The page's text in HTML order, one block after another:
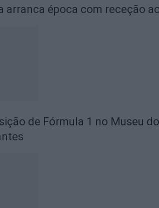
arranca época com receção
de Fórmula 1 no Museu